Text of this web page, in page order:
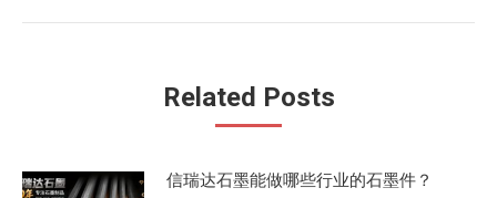
的
Related Posts
信瑞达石墨能做哪些行业的石墨件？